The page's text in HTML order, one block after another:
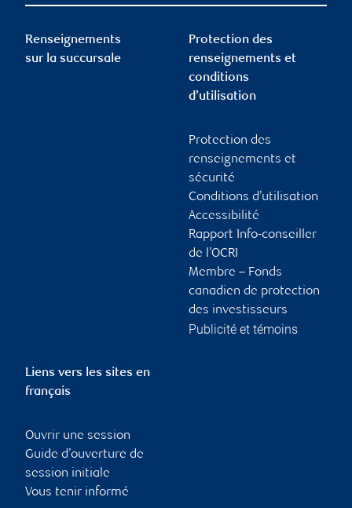
Renseignements
sur la succursale
Protection des
renseignements et
conditions
d’utilisation
Protection des
renseignements et
sécurité
Conditions d’utilisation
Accessibilité
Rapport Info-conseiller
de l’OCRI
Membre – Fonds
canadien de protection
des investisseurs
Publicité et témoins
Liens vers les sites en
français
Ouvrir une session
Guide d’ouverture de
session initiale
Vous tenir informé